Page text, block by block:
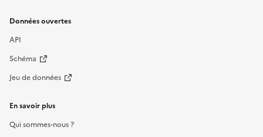
Données ouvertes
API
Schéma
Jeu de données
En savoir plus
Qui sommes-nous ?